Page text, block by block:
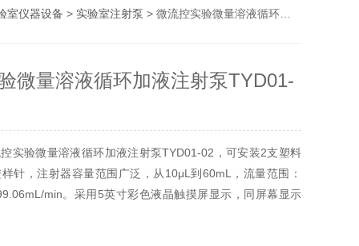
室仪器设备 > 实验室注射泵 > 微流控实验微量溶液循环加液注射泵TYD01-02
微量溶液循环加液注射泵TYD01-
实验微量溶液循环加液注射泵TYD01-02，可安装2支塑料
针，注射器容量范围广泛，从10μL到60mL，流量范围：
min。采用5英寸彩色液晶触摸屏显示，同屏幕显示